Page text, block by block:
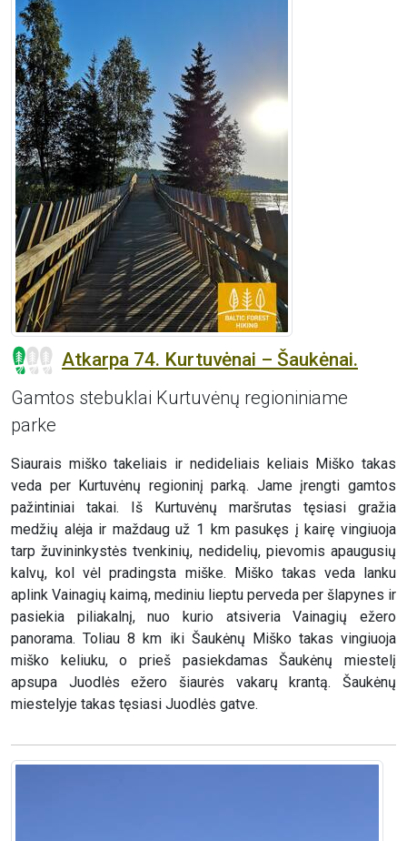
Atkarpa 74. Kurtuvėnai – Šaukėnai.
Gamtos stebuklai Kurtuvėnų regioniniame
parke
Siaurais miško takeliais ir nedideliais keliais Miško takas
veda per Kurtuvėnų regioninį parką. Jame įrengti gamtos
pažintiniai takai. Iš Kurtuvėnų maršrutas tęsiasi gražia
medžių alėja ir maždaug už 1 km pasukęs į kairę vingiuoja
tarp žuvininkystės tvenkinių, nedidelių, pievomis apaugusių
kalvų, kol vėl pradingsta miške. Miško takas veda lanku
aplink Vainagių kaimą, mediniu lieptu perveda per šlapynes ir
pasiekia piliakalnį, nuo kurio atsiveria Vainagių ežero
panorama. Toliau 8 km iki Šaukėnų Miško takas vingiuoja
miško keliuku, o prieš pasiekdamas Šaukėnų miestelį
apsupa Juodlės ežero šiaurės vakarų krantą. Šaukėnų
miestelyje takas tęsiasi Juodlės gatve.